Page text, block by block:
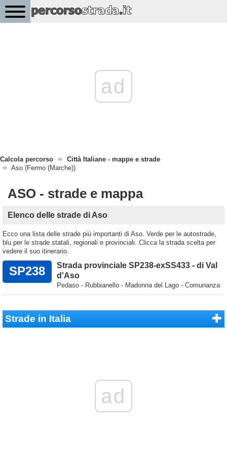
ad
Calcola percorso
Città Italiane - mappe e strade
Aso (Fermo (Marche))
ASO - strade e mappa
Elenco delle strade di Aso
Ecco una lista delle strade più importanti di Aso. Verde per le autostrade,
blu per le strade statali, regionali e provinciali. Clicca la strada scelta per
vedere il suo itinerario.
SP238
Strada provinciale SP238-exSS433 - di Val
d'Aso
Pedaso - Rubbianello - Madonna del Lago - Comunanza
Strade in Italia
ad